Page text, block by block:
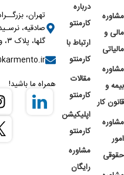
مشاوره
مالی و
مالیاتی
مشاوره
بیمه و
قانون کار
مشاوره
امور
حقوقی
درباره
کارمنتو
ارتباط با
کارمنتو
مقالات
کارمنتو
اپلیکیشن
کارمنتو
مشاوره
رایگان
تهران،
صادقیه،
گلها، پلاک ۳، واحد ۱۸ ۴۹۲۰۲۰۰۰-۰۲۱
همراه ما باشید!